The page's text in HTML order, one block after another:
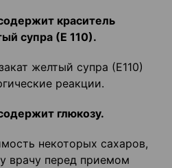
краситель
супра (Е 110).
желтый супра (Е110)
реакции.
глюкозу.
некоторых сахаров,
врачу перед приемом